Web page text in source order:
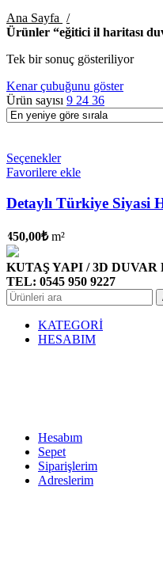
Ana Sayfa
Ürünler “eğitici il haritası
Tek bir sonuç gösteriliyor
Kenar çubuğunu göster
Ürün sayısı 9 24 36
Seçenekler
Favorilere ekle
Detaylı Türkiye Siyasi
450,00₺m²
KUTAŞ YAPI / 3D
TEL: 0545 950 9227
KATEGORİ
HESABIM
Hesabım
Sepet
Siparişlerim
Adreslerim